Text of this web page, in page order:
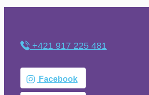
+421 917 225 481
Facebook